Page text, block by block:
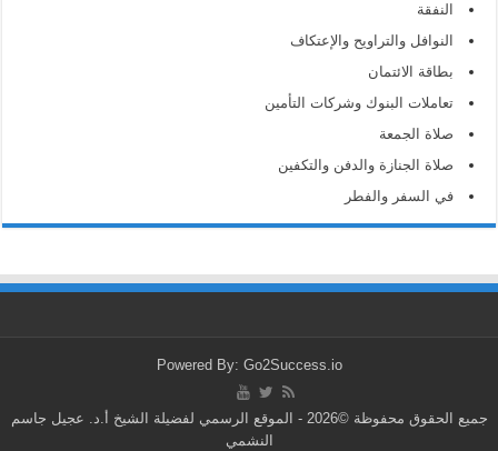
النفقة
النوافل والتراويح والإعتكاف
بطاقة الائتمان
تعاملات البنوك وشركات التأمين
صلاة الجمعة
صلاة الجنازة والدفن والتكفين
في السفر والفطر
Powered By: Go2Success.io
جميع الحقوق محفوظة ©2026 - الموقع الرسمي لفضيلة الشيخ أ.د. عجيل جاسم
النشمي